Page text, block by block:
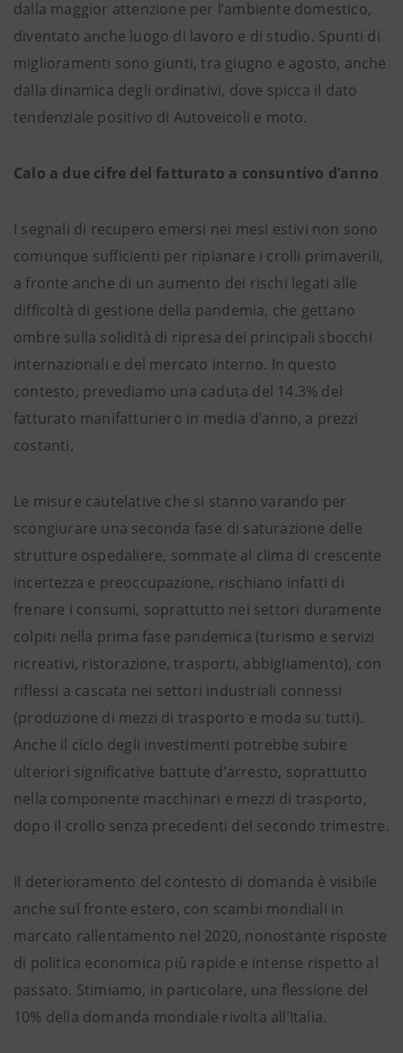
dalla maggior attenzione per l’ambiente domestico,
diventato anche luogo di lavoro e di studio. Spunti di
miglioramenti sono giunti, tra giugno e agosto, anche
dalla dinamica degli ordinativi, dove spicca il dato
tendenziale positivo di Autoveicoli e moto.
Calo a due cifre del fatturato a consuntivo d’anno
I segnali di recupero emersi nei mesi estivi non sono
comunque sufficienti per ripianare i crolli primaverili,
a fronte anche di un aumento dei rischi legati alle
difficoltà di gestione della pandemia, che gettano
ombre sulla solidità di ripresa dei principali sbocchi
internazionali e del mercato interno. In questo
contesto, prevediamo una caduta del 14.3% del
fatturato manifatturiero in media d’anno, a prezzi
costanti.
Le misure cautelative che si stanno varando per
scongiurare una seconda fase di saturazione delle
strutture ospedaliere, sommate al clima di crescente
incertezza e preoccupazione, rischiano infatti di
frenare i consumi, soprattutto nei settori duramente
colpiti nella prima fase pandemica (turismo e servizi
ricreativi, ristorazione, trasporti, abbigliamento), con
riflessi a cascata nei settori industriali connessi
(produzione di mezzi di trasporto e moda su tutti).
Anche il ciclo degli investimenti potrebbe subire
ulteriori significative battute d’arresto, soprattutto
nella componente macchinari e mezzi di trasporto,
dopo il crollo senza precedenti del secondo trimestre.
Il deterioramento del contesto di domanda è visibile
anche sul fronte estero, con scambi mondiali in
marcato rallentamento nel 2020, nonostante risposte
di politica economica più rapide e intense rispetto al
passato. Stimiamo, in particolare, una flessione del
10% della domanda mondiale rivolta all’Italia.